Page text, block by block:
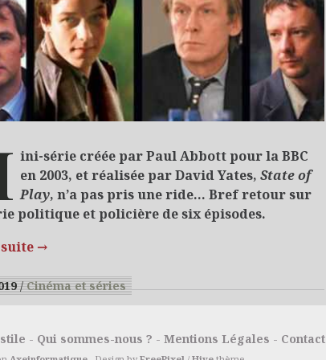
ini-série créée par Paul Abbott pour la BBC
en 2003, et réalisée par David Yates, State of
Play, n’a pas pris une ride… Bref retour sur
politique et policière de six épisodes.
→
Cinéma et séries
- Qui sommes-nous ? - Mentions Légales - Contact